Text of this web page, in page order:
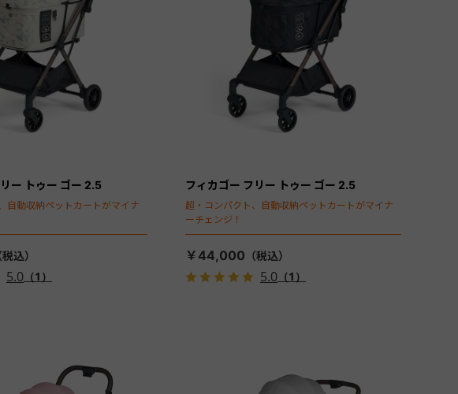
ー トゥー ゴー 2.5
自動収納ペットカートがマイナ
5.0（1）
フィカゴー フリー トゥー ゴー 2.5
超・コンパクト、自動収納ペットカートがマイナ
ーチェンジ！
￥44,000
5.0（1）